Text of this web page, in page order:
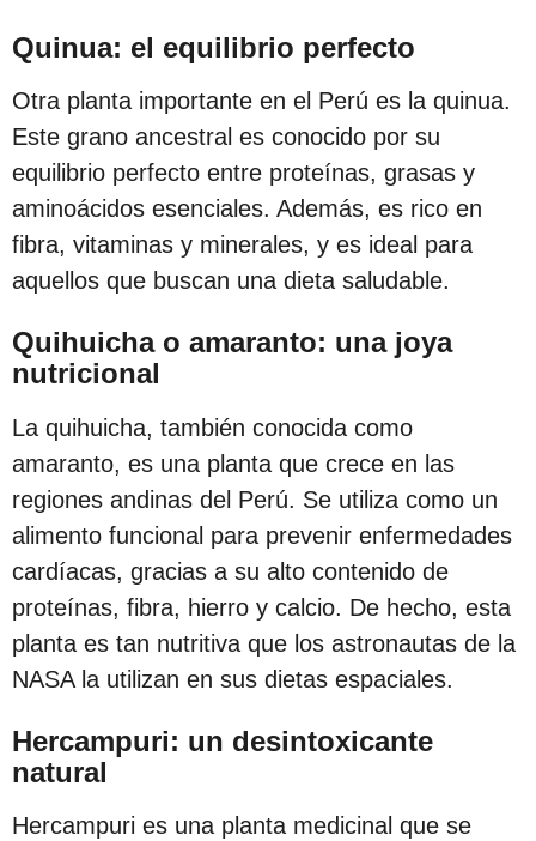
b
c
a
c
i
ó
n
Quinua: el equilibrio perfecto
Otra planta importante en el Perú es la quinua.
Este grano ancestral es conocido por su
equilibrio perfecto entre proteínas, grasas y
aminoácidos esenciales. Además, es rico en
fibra, vitaminas y minerales, y es ideal para
aquellos que buscan una dieta saludable.
Quihuicha o amaranto: una joya
nutricional
La quihuicha, también conocida como
amaranto, es una planta que crece en las
regiones andinas del Perú. Se utiliza como un
alimento funcional para prevenir enfermedades
cardíacas, gracias a su alto contenido de
proteínas, fibra, hierro y calcio. De hecho, esta
planta es tan nutritiva que los astronautas de la
NASA la utilizan en sus dietas espaciales.
Hercampuri: un desintoxicante
natural
Hercampuri es una planta medicinal que se